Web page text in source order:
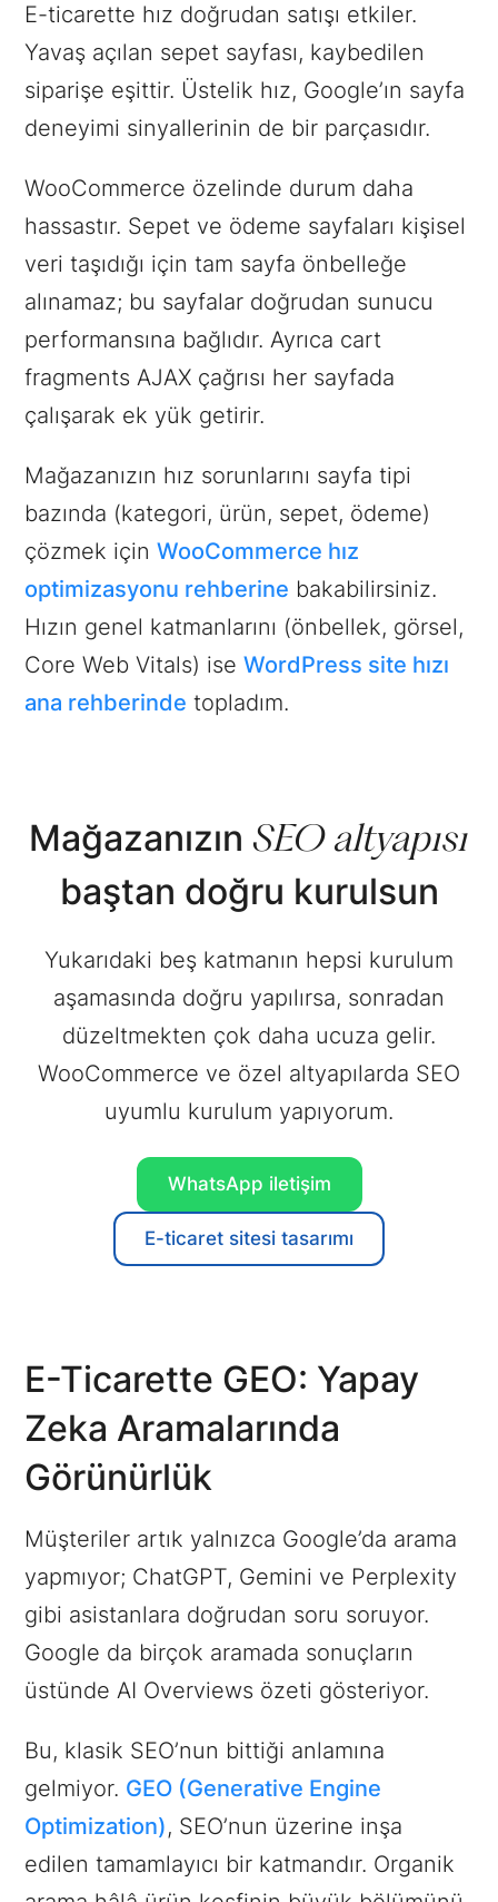
E-ticarette hız doğrudan satışı etkiler.
Yavaş açılan sepet sayfası, kaybedilen
siparişe eşittir. Üstelik hız, Google’ın sayfa
deneyimi sinyallerinin de bir parçasıdır.
WooCommerce özelinde durum daha
hassastır. Sepet ve ödeme sayfaları kişisel
veri taşıdığı için tam sayfa önbelleğe
alınamaz; bu sayfalar doğrudan sunucu
performansına bağlıdır. Ayrıca cart
fragments AJAX çağrısı her sayfada
çalışarak ek yük getirir.
Mağazanızın hız sorunlarını sayfa tipi
bazında (kategori, ürün, sepet, ödeme)
çözmek içinWooCommerce hız
optimizasyonu rehberine bakabilirsiniz.
Hızın genel katmanlarını (önbellek, görsel,
Core Web Vitals) iseWordPress site hızı
ana rehberinde topladım.
Mağazanızın SEO altyapısı
baştan doğru kurulsun
Yukarıdaki beş katmanın hepsi kurulum
aşamasında doğru yapılırsa, sonradan
düzeltmekten çok daha ucuza gelir.
WooCommerce ve özel altyapılarda SEO
uyumlu kurulum yapıyorum.
WhatsApp iletişim
E-ticaret sitesi tasarımı
E-Ticarette GEO: Yapay
Zeka Aramalarında
Görünürlük
Müşteriler artık yalnızca Google’da arama
yapmıyor; ChatGPT, Gemini ve Perplexity
gibi asistanlara doğrudan soru soruyor.
Google da birçok aramada sonuçların
üstünde AI Overviews özeti gösteriyor.
Bu, klasik SEO’nun bittiği anlamına
gelmiyor. GEO (Generative Engine
Optimization), SEO’nun üzerine inşa
edilen tamamlayıcı bir katmandır. Organik